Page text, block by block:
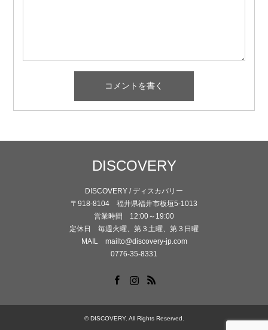
DISCOVERY
DISCOVERY / ディスカバリー
〒918-8104 福井県福井市板垣5-1013
営業時間 12:00～19:00
定休日 毎週火曜、第３土曜、第３日曜
MAIL mailto@discovery-jp.com
0776-35-8331
©DISCOVERY. All Rights Reserved.